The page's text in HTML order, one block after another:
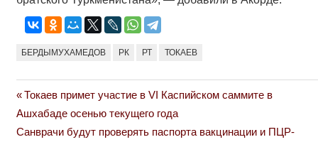
БЕРДЫМУХАМЕДОВ РК РТ ТОКАЕВ
Навигация
по
Previous
Post:
Токаев примет участие в VI Каспийском саммите в
Ашхабаде осенью текущего года
Next
Санврачи будут проверять паспорта вакцинации и ПЦР-